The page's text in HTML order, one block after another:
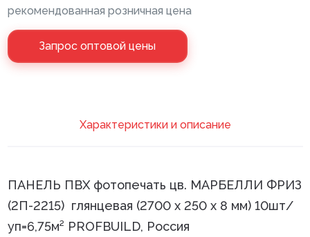
Сантехника
рекомендованная розничная цена
Запрос оптовой цены
Xарактеристики и описание
ПАНЕЛЬ ПВХ фотопечать цв. МАРБЕЛЛИ ФРИЗ
(2П-2215) глянцевая (2700 х 250 х 8 мм) 10шт/
уп=6,75м² PROFBUILD, Россия